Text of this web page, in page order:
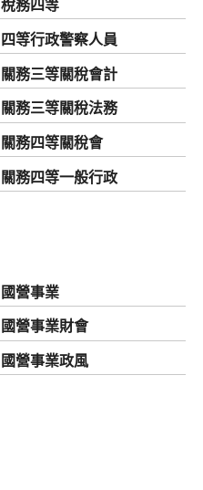
稅務四等
四等行政警察人員
關務三等關稅會計
關務三等關稅法務
關務四等關稅會
關務四等一般行政
國營事業
國營事業財會
國營事業政風